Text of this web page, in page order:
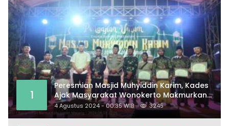
1
Peresmian Masjid Muhyiddin Karim, Kades
Ajak Masyarakat Wonokerto Makmurkan
Masjid
4 Agustus 2024 - 00:35 WIB 3245